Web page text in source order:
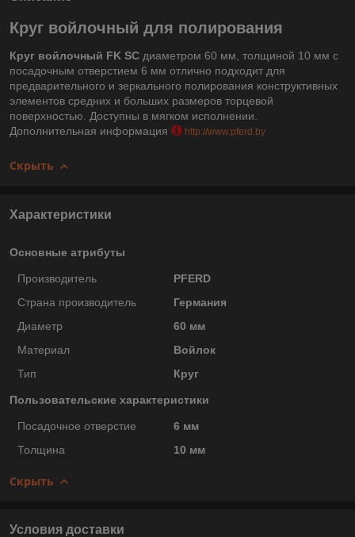
Круг войлочный для полирования
Круг войлочный FK SC диаметром 60 мм, толщиной 10 мм с
посадочным отверстием 6 мм отлично подходит для
предварительного и зеркального полирования конструктивных
элементов средних и больших размеров торцевой
поверхностью. Доступны в мягком исполнении.
Дополнительная информация
http://www.pferd.by
Скрыть
Характеристики
Основные атрибуты
Производитель
PFERD
Страна производитель
Германия
Диаметр
60 мм
Материал
Войлок
Тип
Круг
Пользовательские характеристики
Посадочное отверстие
6 мм
Толщина
10 мм
Скрыть
Условия доставки